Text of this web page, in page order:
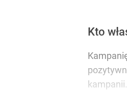
Kto
kampanii.